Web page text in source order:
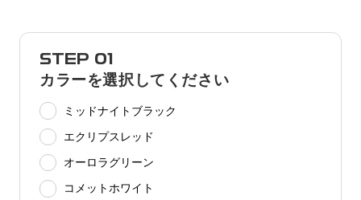
STEP 01
カラーを選択してください
ミッドナイトブラック
エクリプスレッド
オーロラグリーン
コメットホワイト